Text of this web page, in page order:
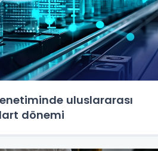
uluslararası
dönemi